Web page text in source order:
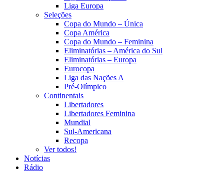
Liga Europa
Seleções
Copa do Mundo – Única
Copa América
Copa do Mundo – Feminina
Eliminatórias – América do Sul
Eliminatórias – Europa
Eurocopa
Liga das Nações A
Pré-Olímpico
Continentais
Libertadores
Libertadores Feminina
Mundial
Sul-Americana
Recopa
Ver todos!
Notícias
Rádio